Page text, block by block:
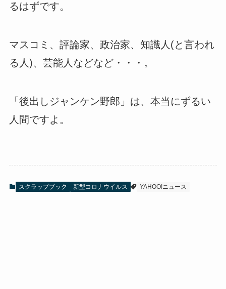
るはずです。
マスコミ、評論家、政治家、知識人(と言われ
る人)、芸能人などなど・・・。
「後出しジャンケン野郎」は、本当にずるい
人間ですよ。
スクラップブック 新型コロナウイルス YAHOO!ニュース